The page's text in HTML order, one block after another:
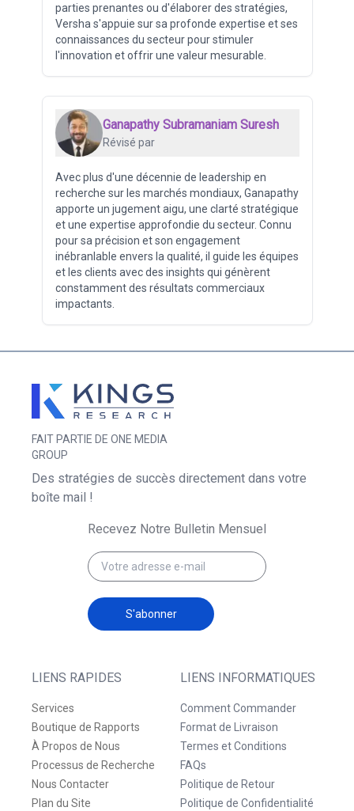
parties prenantes ou d'élaborer des stratégies,
Versha s'appuie sur sa profonde expertise et ses
connaissances du secteur pour stimuler
l'innovation et offrir une valeur mesurable.
Ganapathy Subramaniam Suresh
Révisé par
Avec plus d'une décennie de leadership en
recherche sur les marchés mondiaux, Ganapathy
apporte un jugement aigu, une clarté stratégique
et une expertise approfondie du secteur. Connu
pour sa précision et son engagement
inébranlable envers la qualité, il guide les équipes
et les clients avec des insights qui génèrent
constamment des résultats commerciaux
impactants.
FAIT PARTIE DE ONE MEDIA
GROUP
LIENS RAPIDES
Services
Boutique de Rapports
À Propos de Nous
Processus de Recherche
Nous Contacter
Plan du Site
LIENS INFORMATIQUES
Comment Commander
Format de Livraison
Termes et Conditions
FAQs
Politique de Retour
Politique de Confidentialité
Des stratégies de succès directement dans votre
boîte mail !
Recevez Notre Bulletin Mensuel
S'abonner